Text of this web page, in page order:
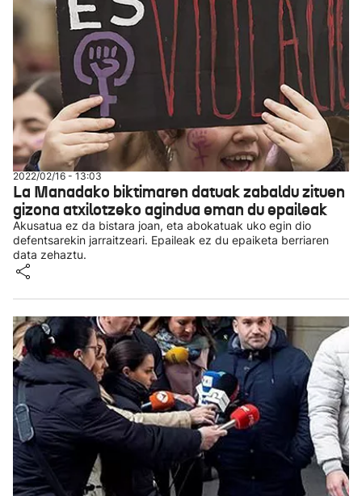
2022/02/16 - 13:03
La Manadako biktimaren datuak zabaldu zituen
gizona atxilotzeko agindua eman du epaileak
Akusatua ez da bistara joan, eta abokatuak uko egin dio
defentsarekin jarraitzeari. Epaileak ez du epaiketa berriaren
data zehaztu.